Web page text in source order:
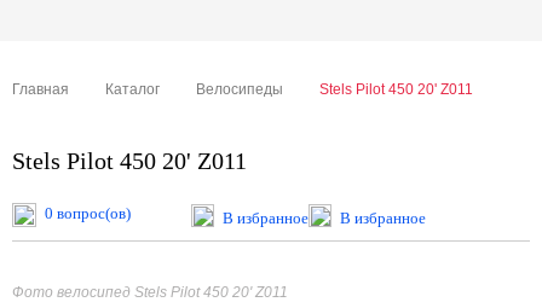
Главная Каталог Велосипеды Stels Pilot 450 20' Z011
Stels Pilot 450 20' Z011
0 вопрос(ов) В избранное В избранное
Фото велосипед Stels Pilot 450 20' Z011